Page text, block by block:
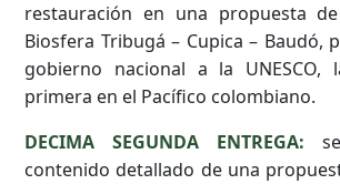
restauración en una propuesta
Biosfera Tribugá – Cupica – Baudó,
gobierno nacional a la UNESCO,
primera en el Pacífico colombiano.
DECIMA SEGUNDA ENTREGA:
contenido detallado de una